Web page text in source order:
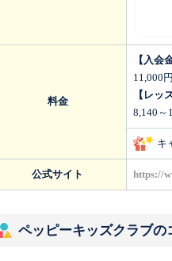
料金
【入会
11,000円
【レッ
8,140～
キ
公式サイト https://
ペッピーキッズクラブの